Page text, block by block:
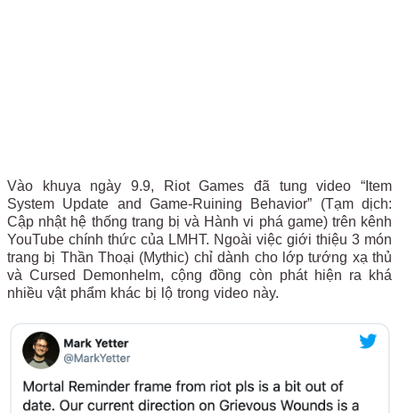
Vào khuya ngày 9.9, Riot Games đã tung video “Item
System Update and Game-Ruining Behavior” (Tạm dịch:
Cập nhật hệ thống trang bị và Hành vi phá game) trên kênh
YouTube chính thức của LMHT. Ngoài việc giới thiệu 3 món
trang bị Thần Thoại (Mythic) chỉ dành cho lớp tướng xạ thủ
và Cursed Demonhelm, cộng đồng còn phát hiện ra khá
nhiều vật phẩm khác bị lộ trong video này.